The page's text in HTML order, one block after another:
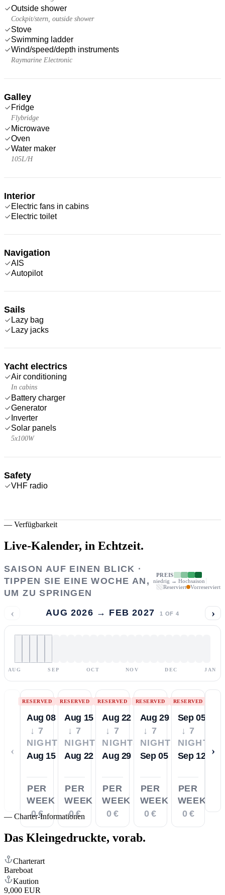
Outside shower
Cockpit/stern, outside shower
Stove
Swimming ladder
Wind/speed/depth instruments
Raymarine Electronic
Galley
Fridge
Flybridge
Microwave
Oven
Water maker
105L/H
Interior
Electric fans in cabins
Electric toilet
Navigation
AIS
Autopilot
Sails
Lazy bag
Lazy jacks
Yacht electrics
Air conditioning
In cabins
Battery charger
Generator
Inverter
Solar panels
5x100W
Safety
VHF radio
— Verfügbarkeit
Live-Kalender, in Echtzeit.
SAISON AUF EINEN BLICK ·
TIPPEN SIE EINE WOCHE AN,
UM ZU SPRINGEN
PREIS
niedrig → Hochsaison
Reserviert
Vorreserviert
‹ AUG 2026 → FEB 2027 1 OF 4 ›
AUG SEP OCT NOV DEC JAN
‹
RESERVED
Aug 08
↓ 7
NIGHTS
Aug 15
PER
WEEK
0 €
RESERVED
Aug 15
↓ 7
NIGHTS
Aug 22
PER
WEEK
0 €
RESERVED
Aug 22
↓ 7
NIGHTS
Aug 29
PER
WEEK
0 €
RESERVED
Aug 29
↓ 7
NIGHTS
Sep 05
PER
WEEK
0 €
RESERVED
Sep 05
↓ 7
NIGHTS
Sep 12
PER
WEEK
0 €
›
— Charter-Informationen
Das Kleingedruckte, vorab.
Charterart
Bareboat
Kaution
9,000 EUR